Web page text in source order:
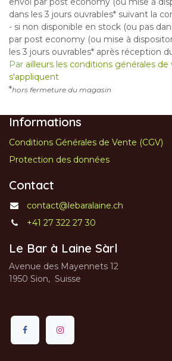
dans les 3 jours ouvrables* suivant la
- si non disponible en stock (ou pas
par post economy (ou mise à
les 3 jours ouvrables* après réception
Par ailleurs les conditions générales de
s'appliquent
*hors fermeture du magasin
Informations
Conditions Générales de Vente (CGV)
Protection des données
Contact
contact@lebaralaine.ch
+41 27 322 27 30
Le Bar à Laine Sàrl
Avenue des Mayennets 12
1950 Sion, Suisse